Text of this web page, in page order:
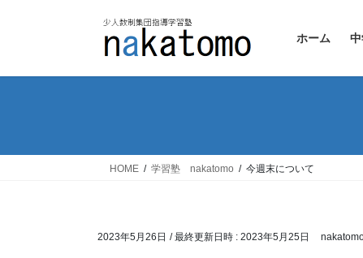
ホーム
HOME 学習塾 nakatomo 今週末について
2023年5月26日 / 最終更新日時 : 2023年5月25日